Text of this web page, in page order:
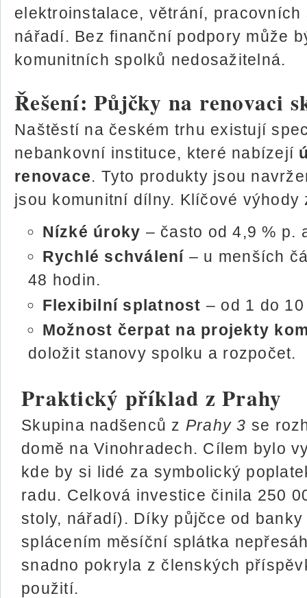
elektroinstalace, větrání,
nářadí. Bez finanční podpory může
komunitních spolků nedosažitelná.
Řešení: Půjčky na renovaci
Naštěstí na českém trhu existují
nebankovní instituce, které nabízejí
renovace. Tyto produkty jsou
jsou komunitní dílny. Klíčové výhody
Nízké úroky – často od 4,9 % p.
Rychlé schválení – u menších
48 hodin.
Flexibilní splatnost – od 1 do
Možnost čerpat na projekty
doložit stanovy spolku a rozpočet.
Praktický příklad z Prahy
Skupina nadšenců z Prahy 3 se
domě na Vinohradech. Cílem bylo
kde by si lidé za symbolický
radu. Celková investice činila 250
stoly, nářadí). Díky půjčce od
splácením měsíční splátka
snadno pokryla z členských
použití.